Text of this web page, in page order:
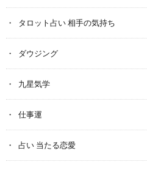
タロット占い 相手の気持ち
ダウジング
九星気学
仕事運
占い 当たる恋愛